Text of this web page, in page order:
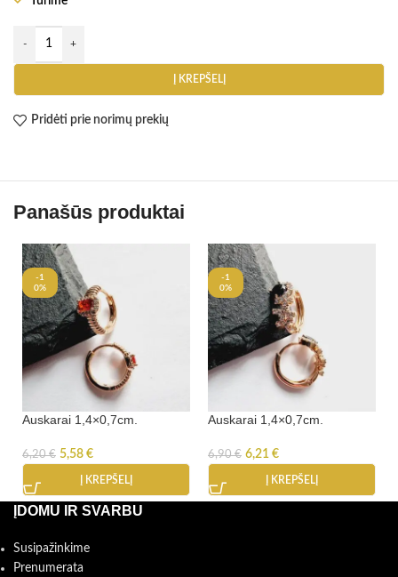
Į KREPŠELĮ
Pridėti prie norimų prekių
Panašūs produktai
-1
0%
Auskarai 1,4×0,7cm.
6,20€ 5,58 €
Į KREPŠELĮ
-1
0%
Auskarai 1,4×0,7cm.
6,90€ 6,21 €
Į KREPŠELĮ
ĮDOMU IR SVARBU
Susipažinkime
Prenumerata